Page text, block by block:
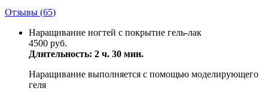
Отзывы (65)
Наращивание ногтей с покрытие гель-лак
4500 руб.
Длительность: 2 ч. 30 мин.
Наращивание выполняется с помощью моделирующего
геля